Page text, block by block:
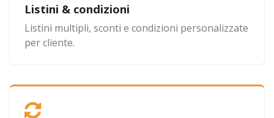
Listini & condizioni
Listini multipli, sconti e condizioni personalizzate
per cliente.